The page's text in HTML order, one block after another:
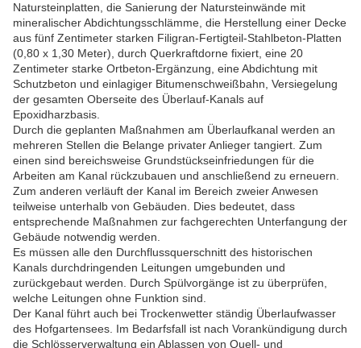
Natursteinplatten, die Sanierung der Natursteinwände mit
mineralischer Abdichtungsschlämme, die Herstellung einer Decke
aus fünf Zentimeter starken Filigran-Fertigteil-Stahlbeton-Platten
(0,80 x 1,30 Meter), durch Querkraftdorne fixiert, eine 20
Zentimeter starke Ortbeton-Ergänzung, eine Abdichtung mit
Schutzbeton und einlagiger Bitumenschweißbahn, Versiegelung
der gesamten Oberseite des Überlauf-Kanals auf
Epoxidharzbasis.
Durch die geplanten Maßnahmen am Überlaufkanal werden an
mehreren Stellen die Belange privater Anlieger tangiert. Zum
einen sind bereichsweise Grundstückseinfriedungen für die
Arbeiten am Kanal rückzubauen und anschließend zu erneuern.
Zum anderen verläuft der Kanal im Bereich zweier Anwesen
teilweise unterhalb von Gebäuden. Dies bedeutet, dass
entsprechende Maßnahmen zur fachgerechten Unterfangung der
Gebäude notwendig werden.
Es müssen alle den Durchflussquerschnitt des historischen
Kanals durchdringenden Leitungen umgebunden und
zurückgebaut werden. Durch Spülvorgänge ist zu überprüfen,
welche Leitungen ohne Funktion sind.
Der Kanal führt auch bei Trockenwetter ständig Überlaufwasser
des Hofgartensees. Im Bedarfsfall ist nach Vorankündigung durch
die Schlösserverwaltung ein Ablassen von Quell- und